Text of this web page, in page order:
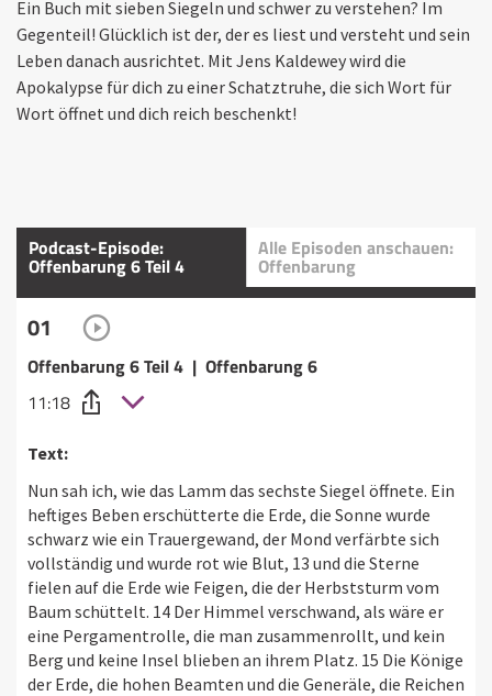
Ein Buch mit sieben Siegeln und schwer zu verstehen? Im
Gegenteil! Glücklich ist der, der es liest und versteht und sein
Leben danach ausrichtet. Mit Jens Kaldewey wird die
Apokalypse für dich zu einer Schatztruhe, die sich Wort für
Wort öffnet und dich reich beschenkt!
Podcast-Episode:
Offenbarung 6 Teil 4
Alle Episoden anschauen:
Offenbarung
01
Offenbarung 6 Teil 4 | Offenbarung 6
11:18
Text:
Nun sah ich, wie das Lamm das sechste Siegel öffnete. Ein
heftiges Beben erschütterte die Erde, die Sonne wurde
schwarz wie ein Trauergewand, der Mond verfärbte sich
vollständig und wurde rot wie Blut, 13 und die Sterne
fielen auf die Erde wie Feigen, die der Herbststurm vom
Baum schüttelt. 14 Der Himmel verschwand, als wäre er
eine Pergamentrolle, die man zusammenrollt, und kein
Berg und keine Insel blieben an ihrem Platz. 15 Die Könige
der Erde, die hohen Beamten und die Generäle, die Reichen